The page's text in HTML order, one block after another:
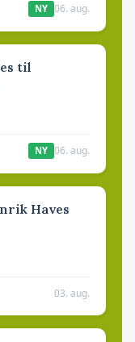
NY 06. aug.
til
NY 06. aug.
Haves
03. aug.